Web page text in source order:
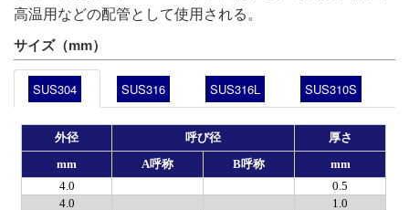
高温用などの配管として使用される。
サイズ（mm）
SUS304 SUS316 SUS316L SUS310S